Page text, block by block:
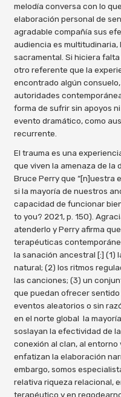
melodía conversa con lo
elaboración personal de
agradable compañía sus
audiencia es
sacramental. Si hiciera
otro referente que la
encontrado algún
autoridades
forma de sufrir sin apoyos
evento dramático, como
recurrente.
El trauma es una
que viven la amenaza de la
Bruce Perry que “[n]uestra
si la mayoría de nuestros
capacidad de funcionar
to you? 2021, p. 150).
atenderlo y Perry afirma
terapéuticas
la sanación ancestral [:] (1)
natural; (2) los ritmos
las canciones; (3) un
que puedan ofrecer
eventos aleatorios o sin
en el norte global la
soslayan la efectividad de
conexión al clan, al
enfatizan la elaboración
embargo, somos
relativa riqueza relacional,
terapéutico y en